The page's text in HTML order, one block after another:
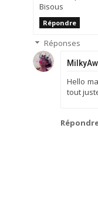
Bisous
Répondre
Réponses
Hello
tout